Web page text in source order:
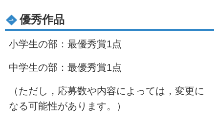
優秀作品
小学生の部：最優秀賞1点
中学生の部：最優秀賞1点
（ただし，応募数や内容によっては，変更に
なる可能性があります。）